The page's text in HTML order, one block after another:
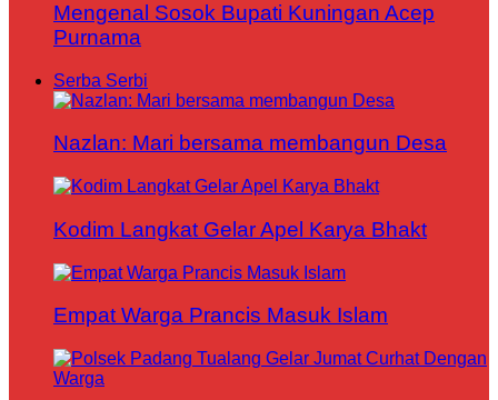
Mengenal Sosok Bupati Kuningan Acep
Purnama
Serba Serbi
Nazlan: Mari bersama membangun Desa
Kodim Langkat Gelar Apel Karya Bhakt
Empat Warga Prancis Masuk Islam